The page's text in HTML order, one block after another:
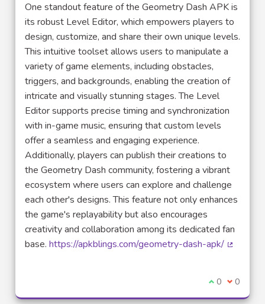
One standout feature of the Geometry Dash APK is
its robust Level Editor, which empowers players to
design, customize, and share their own unique levels.
This intuitive toolset allows users to manipulate a
variety of game elements, including obstacles,
triggers, and backgrounds, enabling the creation of
intricate and visually stunning stages. The Level
Editor supports precise timing and synchronization
with in-game music, ensuring that custom levels
offer a seamless and engaging experience.
Additionally, players can publish their creations to
the Geometry Dash community, fostering a vibrant
ecosystem where users can explore and challenge
each other's designs. This feature not only enhances
the game's replayability but also encourages
creativity and collaboration among its dedicated fan
base. https://apkblings.com/geometry-dash-apk/
Je suis
0 Je ne
0